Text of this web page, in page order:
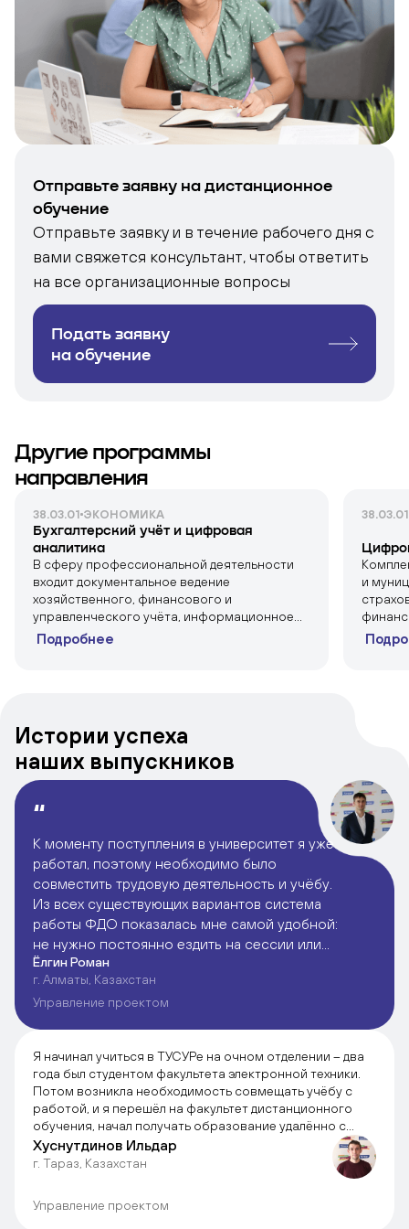
Отправьте заявку на дистанционное
обучение
Отправьте заявку и в течение рабочего дня с
вами свяжется консультант, чтобы ответить
на все организационные вопросы
Подать заявку
на обучение
Другие программы
направления
38.03.01 ЭКОНОМИКА
Бухгалтерский учёт и цифровая
аналитика
В сферу профессиональной деятельности
входит документальное ведение
хозяйственного, финансового и
управленческого учёта, информационное...
Подробнее
38.03.01
и
Истории успеха
наших выпускников
К моменту поступления в университет я уже
работал, поэтому необходимо было
совместить трудовую деятельность и учёбу.
Из всех существующих вариантов система
работы ФДО показалась мне самой удобной:
не нужно постоянно ездить на сессии или
ходить на занятия, как на вечернем
отделении. Разумеется, повлиял на мой
выбор и престиж самого ТУСУРа, авторитет
учебного заведения.
ФДО полностью оправдал мои ожидания.
Учебный материал представлен таким
образом, чтобы помочь студенту разложить
всю теорию курса у себя в голове по
полочкам и успешно применять полученные
знания на практике. Важно, что сам материал
временем.
Ёлгин Роман
г. Алматы, Казахстан
Управление проектом
Я начинал учиться в ТУСУРе на очном отделении – два
года был студентом факультета электронной техники.
Потом возникла необходимость совмещать учёбу с
работой, и я перешёл на факультет дистанционного
обучения, начал получать образование удалённо с
применением современных интернет-технологий.
просто отсиживаешь часы на лекции – если уж принял
Хуснутдинов Ильдар
г. Тараз, Казахстан
Управление проектом